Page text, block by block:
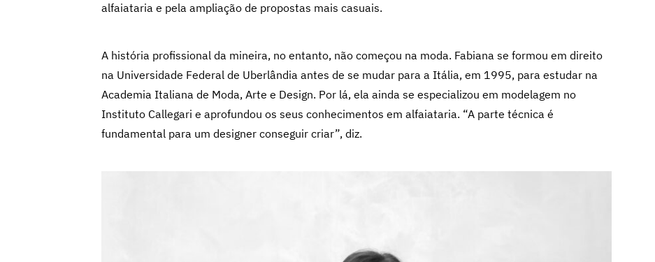
alfaiataria e pela ampliação de propostas mais casuais.
A história profissional da mineira, no entanto, não começou na moda. Fabiana se formou em direito
na Universidade Federal de Uberlândia antes de se mudar para a Itália, em 1995, para estudar na
Academia Italiana de Moda, Arte e Design. Por lá, ela ainda se especializou em modelagem no
Instituto Callegari e aprofundou os seus conhecimentos em alfaiataria. “A parte técnica é
fundamental para um designer conseguir criar”, diz.